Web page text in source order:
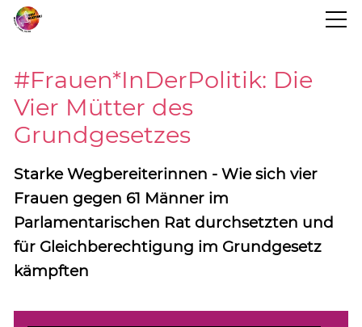
STARTSEITE
BLOG
PROJEKTINFO
TERMINE
KONTAKT
#Frauen*InDerPolitik: Die
Vier Mütter des
Grundgesetzes
Starke Wegbereiterinnen - Wie sich vier
Frauen gegen 61 Männer im
Parlamentarischen Rat durchsetzten und
für Gleichberechtigung im Grundgesetz
kämpften